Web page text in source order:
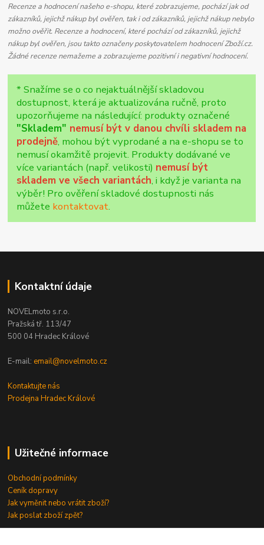
Recenze a hodnocení našeho e-shopu, které zobrazujeme, pochází jak od
zákazníků, jejichž nákup byl ověřen, tak i od zákazníků, jejichž nákup nebylo
možno ověřit. Recenze a hodnocení, které pochází od zákazníků, jejichž
nákup byl ověřen, jsou takto označeny poskytovatelem hodnocení Zboží.cz.
Žádné recenze nemažeme a zobrazujeme pozitivní i negativní hodnocení.
* Snažíme se o co nejaktuálnější skladovou
dostupnost, která je aktualizována ručně, proto
upozorňujeme na následující: produkty označené
"Skladem" nemusí být v danou chvíli skladem na
prodejně, mohou být vyprodané a na e-shopu se to
nemusí okamžitě projevit. Produkty dodávané ve
více variantách (např. velikosti) nemusí být
skladem ve všech variantách, i když je varianta na
výběr! Pro ověření skladové dostupnosti nás
můžete kontaktovat.
Kontaktní údaje
NOVELmoto s.r.o.
Pražská tř. 113/47
500 04 Hradec Králové
E-mail: email@novelmoto.cz
Kontaktujte nás
Prodejna Hradec Králové
Užitečné informace
Obchodní podmínky
Ceník dopravy
Jak vyměnit nebo vrátit zboží?
Jak poslat zboží zpět?